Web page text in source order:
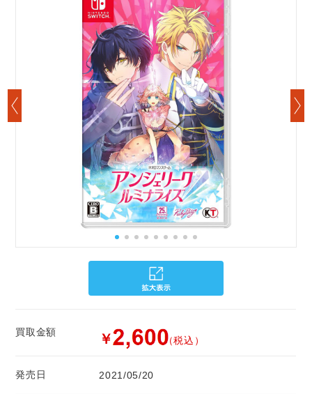
買取金額 ￥ （税込）
発売日 2021/05/20